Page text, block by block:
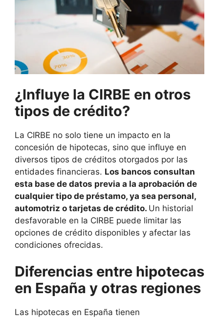
¿Influye la CIRBE en otros
tipos de crédito?
La CIRBE no solo tiene un impacto en la
concesión de hipotecas, sino que influye en
diversos tipos de créditos otorgados por las
entidades financieras. Los bancos consultan
esta base de datos previa a la aprobación de
cualquier tipo de préstamo, ya sea personal,
automotriz o tarjetas de crédito. Un historial
desfavorable en la CIRBE puede limitar las
opciones de crédito disponibles y afectar las
condiciones ofrecidas.
Diferencias entre hipotecas
en España y otras regiones
Las hipotecas en España tienen